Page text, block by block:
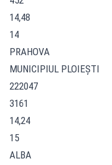
14,48
14
PRAHOVA
MUNICIPIUL PLOIEŞTI
222047
3161
14,24
15
ALBA